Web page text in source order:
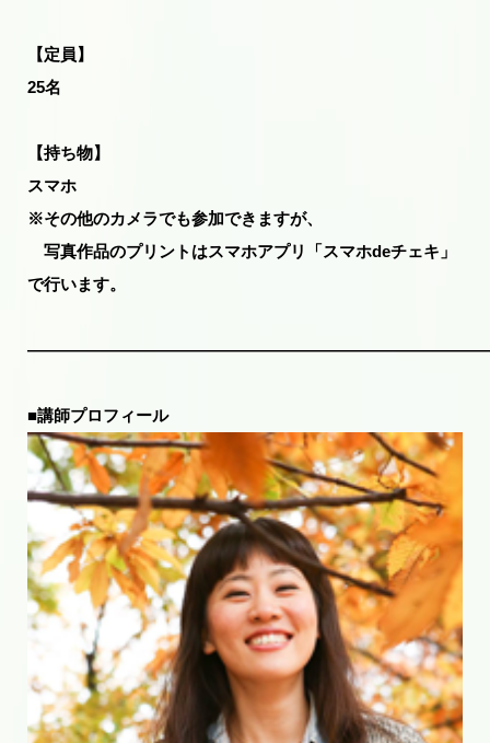
【定員】
25名
【持ち物】
スマホ
※その他のカメラでも参加できますが、
写真作品のプリントはスマホアプリ「スマホdeチェキ」
で行います。
■講師プロフィール